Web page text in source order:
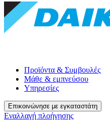
Προϊόντα & Συμβουλές
Μάθε & εμπνεύσου
Υπηρεσίες
Επικοινώνησε με εγκαταστάτη
Εναλλαγή πλοήγησης